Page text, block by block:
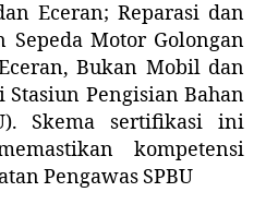
Eceran; Reparasi dan
Motor Golongan
Bukan Mobil dan
Stasiun Pengisian Bahan
Skema sertifikasi ini
kompetensi
Pengawas SPBU